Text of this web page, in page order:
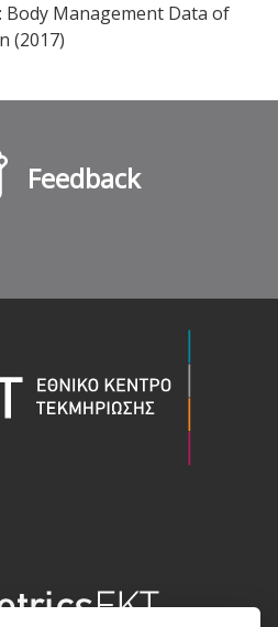
Body Management Data of
(2017)
Feedback